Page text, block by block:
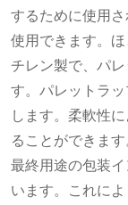
するために使用
使用できます。
チレン製で、パ
す。パレットラ
します。柔軟性
ることができま
最終用途の包装
います。これに